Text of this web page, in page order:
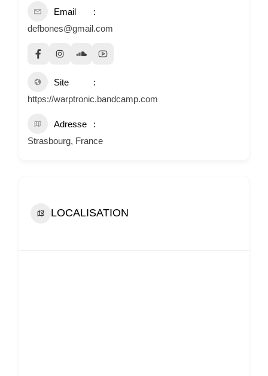
Email
defbones@gmail.com
Site
https://warptronic.bandcamp.com
Adresse
Strasbourg, France
LOCALISATION